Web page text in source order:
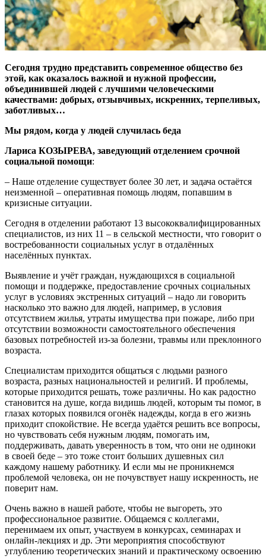
Сегодня трудно представить современное общество без
этой, как оказалось важной и нужной профессии,
объединившей людей с лучшими человеческими
качествами: добрых, отзывчивых, искренних, терпеливых,
заботливых…
Мы рядом, когда у людей случилась беда
Лариса КОЗЫРЕВА, заведующий отделением срочной
социальной помощи:
– Наше отделение существует более 30 лет, и задача остаётся
неизменной – оперативная помощь людям, попавшим в
кризисные ситуации.
Сегодня в отделении работают 13 высококвалифицированных
специалистов, из них 11 – в сельской местности, что говорит о
востребованности социальных услуг в отдалённых
населённых пунктах.
Выявление и учёт граждан, нуждающихся в социальной
помощи и поддержке, предоставление срочных социальных
услуг в условиях экстренных ситуаций – надо ли говорить
насколько это важно для людей, например, в условия
отсутствием жилья, утраты имущества при пожаре, либо при
отсутствии возможности самостоятельного обеспечения
базовых потребностей из-за болезни, травмы или преклонного
возраста.
Специалистам приходится общаться с людьми разного
возраста, разных национальностей и религий. И проблемы,
которые приходится решать, тоже различны. Но как радостно
становится на душе, когда видишь людей, которым ты помог, в
глазах которых появился огонёк надежды, когда в его жизнь
приходит спокойствие. Не всегда удаётся решить все вопросы,
но чувствовать себя нужным людям, помогать им,
поддерживать, давать уверенность в том, что они не одиноки
в своей беде – это тоже стоит больших душевных сил
каждому нашему работнику. И если мы не проникнемся
проблемой человека, он не почувствует нашу искренность, не
поверит нам.
Очень важно в нашей работе, чтобы не выгореть, это
профессиональное развитие. Общаемся с коллегами,
перенимаем их опыт, участвуем в конкурсах, семинарах и
онлайн-лекциях и др. Эти мероприятия способствуют
углублению теоретических знаний и практическому освоению